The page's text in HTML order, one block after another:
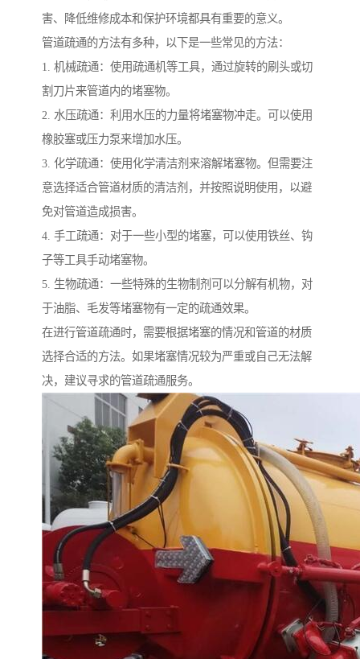
害、降低维修成本和保护环境都具有重要的意义。
管道疏通的方法有多种，以下是一些常见的方法：
1. 机械疏通：使用疏通机等工具，通过旋转的刷头或切
割刀片来管道内的堵塞物。
2. 水压疏通：利用水压的力量将堵塞物冲走。可以使用
橡胶塞或压力泵来增加水压。
3. 化学疏通：使用化学清洁剂来溶解堵塞物。但需要注
意选择适合管道材质的清洁剂，并按照说明使用，以避
免对管道造成损害。
4. 手工疏通：对于一些小型的堵塞，可以使用铁丝、钩
子等工具手动堵塞物。
5. 生物疏通：一些特殊的生物制剂可以分解有机物，对
于油脂、毛发等堵塞物有一定的疏通效果。
在进行管道疏通时，需要根据堵塞的情况和管道的材质
选择合适的方法。如果堵塞情况较为严重或自己无法解
决，建议寻求的管道疏通服务。